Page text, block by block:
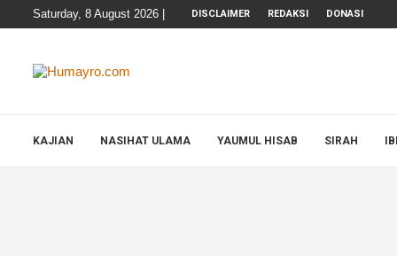
Saturday, 8 August 2026 | DISCLAIMER REDAKSI DONASI
KAJIAN NASIHAT ULAMA YAUMUL HISAB SIRAH